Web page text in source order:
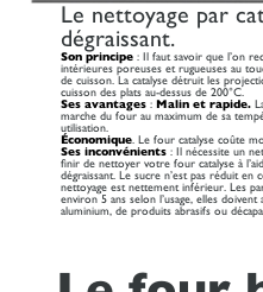
Le nettoyage par
dégraissant.
Son principe : Il faut savoir que l’on
intérieures poreuses et rugueuses au
de cuisson. La catalyse détruit les
cuisson des plats au-dessus de 200°C.
Ses avantages : Malin et rapide.
marche du four au maximum de sa
utilisation.
Économique. Le four catalyse coûte
Ses inconvénients : Il nécessite un
finir de nettoyer votre four catalyse à
dégraissant. Le sucre n’est pas réduit
nettoyage est nettement inférieur. Les
environ 5 ans selon l’usage, elles
aluminium, de produits abrasifs ou